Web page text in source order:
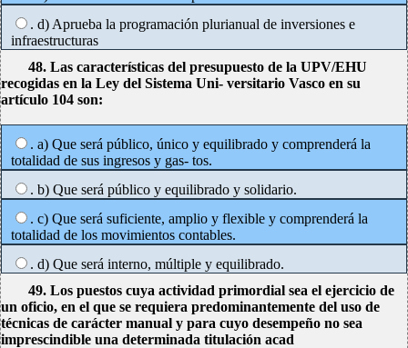
. d) Aprueba la programación plurianual de inversiones e
infraestructuras
48. Las características del presupuesto de la UPV/EHU
recogidas en la Ley del Sistema Uni- versitario Vasco en su
artículo 104 son:
. a) Que será público, único y equilibrado y comprenderá la
totalidad de sus ingresos y gas- tos.
. b) Que será público y equilibrado y solidario.
. c) Que será suficiente, amplio y flexible y comprenderá la
totalidad de los movimientos contables.
. d) Que será interno, múltiple y equilibrado.
49. Los puestos cuya actividad primordial sea el ejercicio de
un oficio, en el que se requiera predominantemente del uso de
técnicas de carácter manual y para cuyo desempeño no sea
imprescindible una determinada titulación acad